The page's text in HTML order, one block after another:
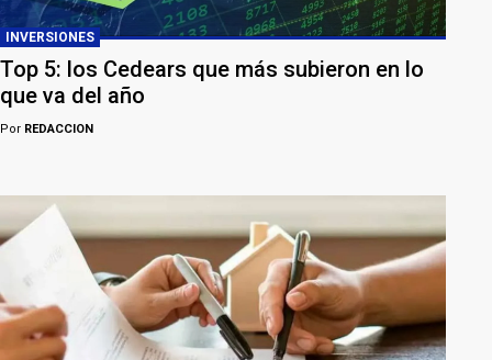
INVERSIONES
Top 5: los Cedears que más subieron en lo
que va del año
Por REDACCION